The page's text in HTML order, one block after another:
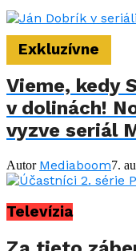
Exkluzívne
Vieme, kedy
v dolinách!
vyzve seriál
Autor Mediaboom7.
Televízia